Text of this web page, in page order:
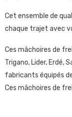
Cet ensemble de
chaque trajet avec
Ces mâchoires de
Trigano, Lider, Erdé,
fabricants équipés
Ces mâchoires de